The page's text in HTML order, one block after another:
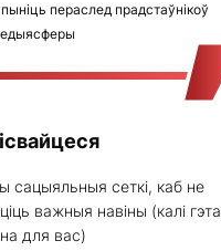
пераслед прадстаўнікоў
сацыяльныя сеткі, каб не
важныя навіны (калі гэта
для вас)